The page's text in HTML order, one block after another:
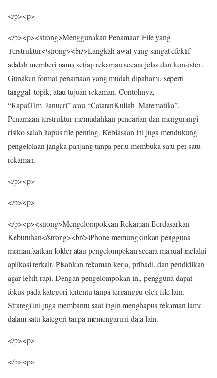
</p><p>
</p><p><strong>Menggunakan Penamaan File yang
Terstruktur</strong><br/>Langkah awal yang sangat efektif
adalah memberi nama setiap rekaman secara jelas dan konsisten.
Gunakan format penamaan yang mudah dipahami, seperti
tanggal, topik, atau tujuan rekaman. Contohnya,
“RapatTim_Januari” atau “CatatanKuliah_Matematika”.
Penamaan terstruktur memudahkan pencarian dan mengurangi
risiko salah hapus file penting. Kebiasaan ini juga mendukung
pengelolaan jangka panjang tanpa perlu membuka satu per satu
rekaman.
</p><p>
</p><p>
</p><p><strong>Mengelompokkan Rekaman Berdasarkan
Kebutuhan</strong><br/>iPhone memungkinkan pengguna
memanfaatkan folder atau pengelompokan secara manual melalui
aplikasi terkait. Pisahkan rekaman kerja, pribadi, dan pendidikan
agar lebih rapi. Dengan pengelompokan ini, pengguna dapat
fokus pada kategori tertentu tanpa terganggu oleh file lain.
Strategi ini juga membantu saat ingin menghapus rekaman lama
dalam satu kategori tanpa memengaruhi data lain.
</p><p>
</p><p>